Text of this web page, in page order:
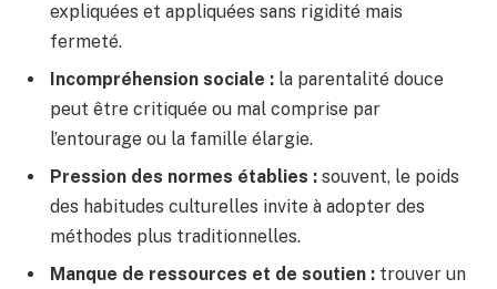
expliquées et appliquées sans rigidité mais
fermeté.
Incompréhension sociale : la parentalité douce
peut être critiquée ou mal comprise par
l’entourage ou la famille élargie.
Pression des normes établies : souvent, le poids
des habitudes culturelles invite à adopter des
méthodes plus traditionnelles.
Manque de ressources et de soutien : trouver un